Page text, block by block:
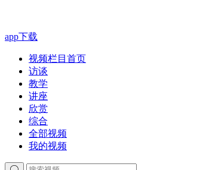
app下载
视频栏目首页
访谈
教学
讲座
欣赏
综合
全部视频
我的视频